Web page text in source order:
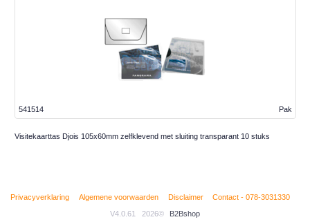
Pak
541514
Visitekaarttas Djois 105x60mm zelfklevend met sluiting transparant 10 stuks
V4.0.61 2026© B2Bshop
Privacyverklaring Algemene voorwaarden Disclaimer Contact - 078-3031330